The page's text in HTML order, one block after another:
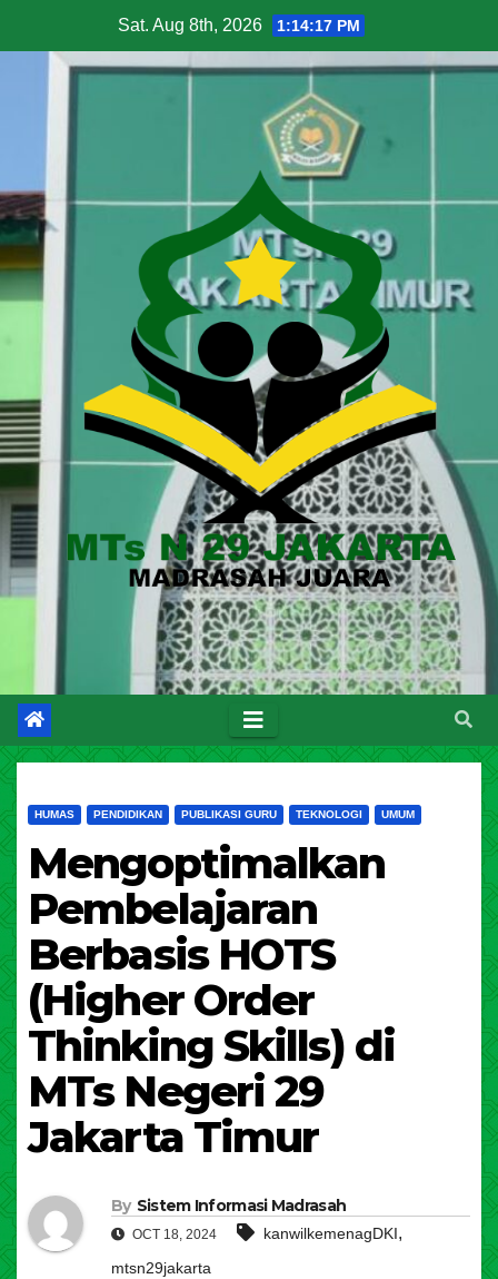
Sat. Aug 8th, 2026 1:14:18 PM
HUMAS PENDIDIKAN PUBLIKASI GURU TEKNOLOGI UMUM
Mengoptimalkan
Pembelajaran
Berbasis HOTS
(Higher Order
Thinking Skills) di
MTs Negeri 29
Jakarta Timur
By Sistem Informasi Madrasah
OCT 18, 2024 kanwilkemenagDKI,
mtsn29jakarta